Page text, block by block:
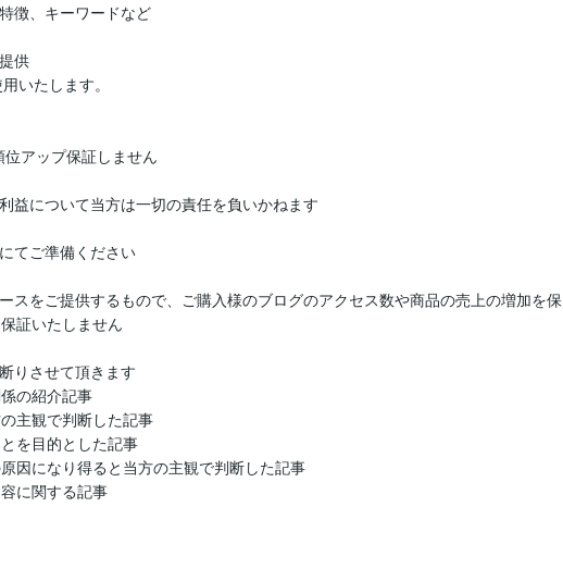
徴、キーワードなど
供
アップ保証しません
益について当方は一切の責任を負いかねます
てご準備ください
スをご提供するもので、ご購入様のブログのアクセス数や商品の売上の増加を保
証いたしません
りさせて頂きます
の紹介記事
主観で判断した記事
を目的とした記事
因になり得ると当方の主観で判断した記事
に関する記事